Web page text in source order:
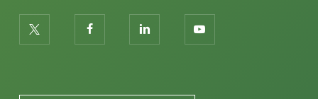
twitter facebooklinkedin youtube